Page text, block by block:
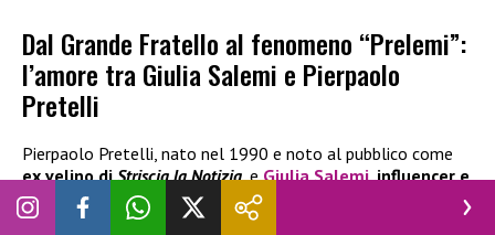
Dal Grande Fratello al fenomeno “Prelemi”:
l’amore tra Giulia Salemi e Pierpaolo
Pretelli
Pierpaolo Pretelli, nato nel 1990 e noto al pubblico come
ex velino diStriscia la Notizia, eGiulia Salemi,influencer e
volto televisivomolto seguito, sono diventati negli anni
una delle coppie più amate dello spettacolo italiano. Tra